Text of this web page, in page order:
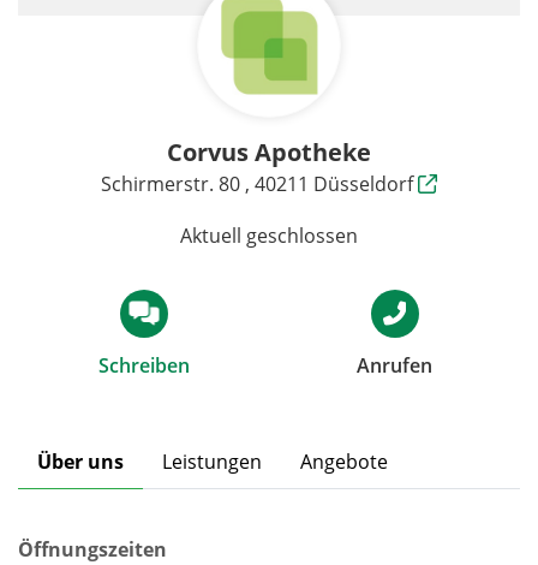
Corvus Apotheke
Schirmerstr. 80 , 40211 Düsseldorf
Aktuell geschlossen
Schreiben Anrufen
Über uns Leistungen Angebote
Öffnungszeiten